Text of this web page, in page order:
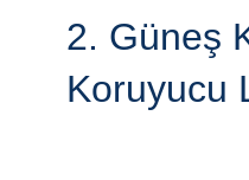
2. Güneş
Koruyucu